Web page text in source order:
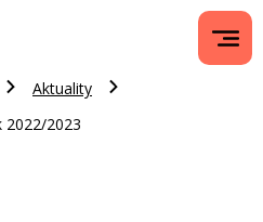
Aktuality
2022/2023